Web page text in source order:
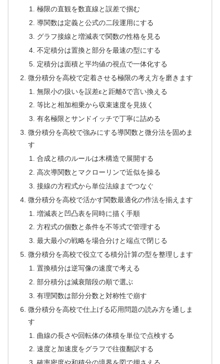
極限の直観を数直線と誤差で掴む
導関数は定義と公式の二段運用にする
グラフ接線と増減表で関数の性格を見る
不定積分は置換と部分を最速の型にする
定積分は面積と平均値の視点で一体化する
微分積分を高校で定着させる極限の考え方を磨きます
無限小の扱いを誤差εと距離δで言い換える
等比と相加相乗から収束速度を見抜く
有名極限とサンドイッチで丁寧に詰める
微分積分を高校で強みにする導関数と微分法を固めま
す
合成と積のルールは木構造で展開する
高次導関数とマクローリンで近似を操る
接線の方程式から単位法線までつなぐ
微分積分を高校で活かす関数最適化の作法を揃えます
増減表と凹凸表を同時に描く手順
方程式の個数と条件を不等式で管理する
最大最小の戦略を場合分けと端点で閉じる
微分積分を高校で役立てる積分計算の型を整理します
置換積分は逆写像の速度で考える
部分積分は減衰階段の順で選ぶ
有理関数は部分分数と対称性で崩す
微分積分を高校で仕上げる応用問題の読み方を通しま
す
曲線の長さや回転体の体積を単位で点検する
速度と加速度をグラフで往復翻訳する